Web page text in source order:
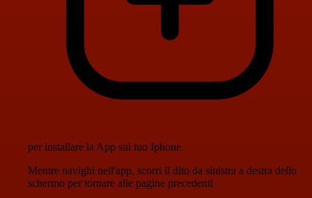
per installare la App sul tuo Iphone.
Mentre navighi nell'app, scorri il dito da sinistra a destra dello
schermo per tornare alle pagine precedenti